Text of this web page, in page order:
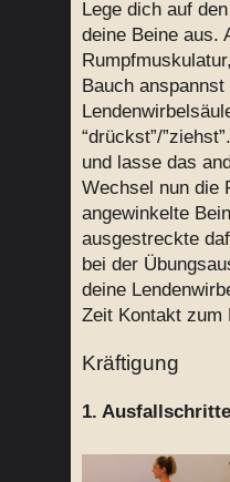
Lege dich auf
deine Beine aus.
Bauch
“drückst”/
und lasse das
Wechsel nun die
angewinkelte
ausgestreckte
bei der
deine
Zeit Kontakt zum
Kräftigung
1. Ausfallschritte